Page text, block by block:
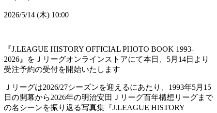
2026/5/14 (木) 10:00
『J.LEAGUE HISTORY OFFICIAL PHOTO BOOK 1993-
2026』をＪリーグオンラインストアにて本日、5月14日より
受注予約の受付を開始いたします
Ｊリーグは2026/27シーズンを迎えるにあたり、1993年5月15
日の開幕から2026年の明治安田Ｊリーグ百年構想リーグまで
の名シーンを振り返る写真集『J.LEAGUE HISTORY